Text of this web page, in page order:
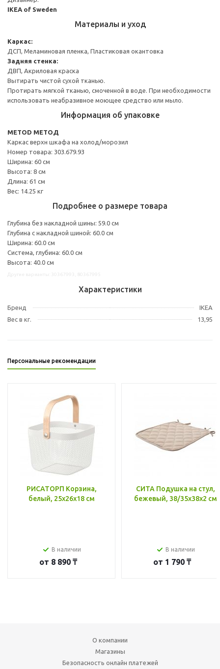
IKEA of Sweden
Материалы и уход
Каркас:
ДСП, Меламиновая пленка, Пластиковая окантовка
Задняя стенка:
ДВП, Акриловая краска
Вытирать чистой сухой тканью.
Протирать мягкой тканью, смоченной в воде. При необходимости
использовать неабразивное моющее средство или мыло.
Информация об упаковке
METOD МЕТОД
Каркас верхн шкафа на холод/морозил
Номер товара: 303.679.93
Ширина: 60 см
Высота: 8 см
Длина: 61 см
Вес: 14.25 кг
Подробнее о размере товара
Глубина без накладной шины: 59.0 см
Глубина с накладной шиной: 60.0 см
Ширина: 60.0 см
Система, глубина: 60.0 см
Высота: 40.0 см
Характеристики
Бренд
IKEA
Вес в кг.
13,95
Персональные рекомендации
РИСАТОРП Корзина,
белый, 25x26x18 см
В наличии
от 8 890 ₸
СИТА Подушка на стул,
бежевый, 38/35x38x2 см
В наличии
от 1 790 ₸
О компании
Магазины
Безопасность онлайн платежей